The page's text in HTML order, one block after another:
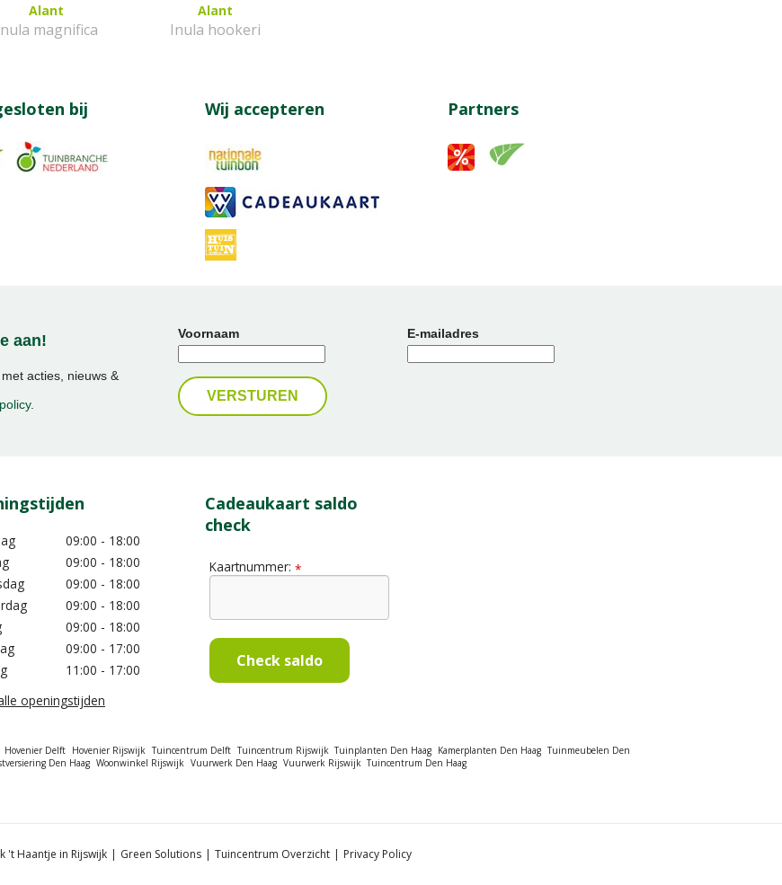
Alant
magnifica
Alant
Inula hookeri
bij Wij accepteren Partners
aan!
acties, nieuws &
.
Voornaam E-mailadres
09:00 - 18:00
09:00 - 18:00
09:00 - 18:00
09:00 - 18:00
09:00 - 18:00
09:00 - 17:00
11:00 - 17:00
openingstijden
Cadeaukaart saldo
check
Kaartnummer: *
Check saldo
Hovenier Delft Hovenier Rijswijk Tuincentrum Delft Tuincentrum Rijswijk Tuinplanten Den Haag Kamerplanten Den Haag Tuinmeubelen Den
Den Haag Woonwinkel Rijswijk Vuurwerk Den Haag Vuurwerk Rijswijk Tuincentrum Den Haag
't Haantje in Rijswijk Green Solutions Tuincentrum Overzicht Privacy Policy